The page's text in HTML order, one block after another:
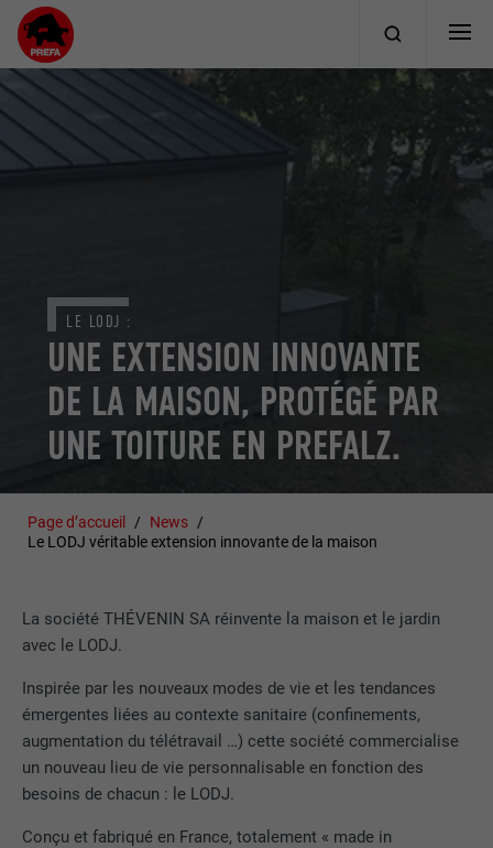
UNE EXTENSION INNOVANTE
DE LA MAISON, PROTÉGÉ PAR
UNE TOITURE EN PREFALZ.
LE LODJ :
Page d’accueil
News
Le LODJ véritable extension innovante de la maison
La société THÉVENIN SA réinvente la maison et le jardin
avec le LODJ.
Inspirée par les nouveaux modes de vie et les tendances
émergentes liées au contexte sanitaire (confinements,
augmentation du télétravail …) cette société commercialise
un nouveau lieu de vie personnalisable en fonction des
besoins de chacun : le LODJ.
Conçu et fabriqué en France, totalement « made in